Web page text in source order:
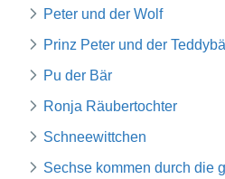
Peter und der Wolf
Prinz Peter und der
Pu der Bär
Ronja Räubertochter
Schneewittchen
Sechse kommen durch die